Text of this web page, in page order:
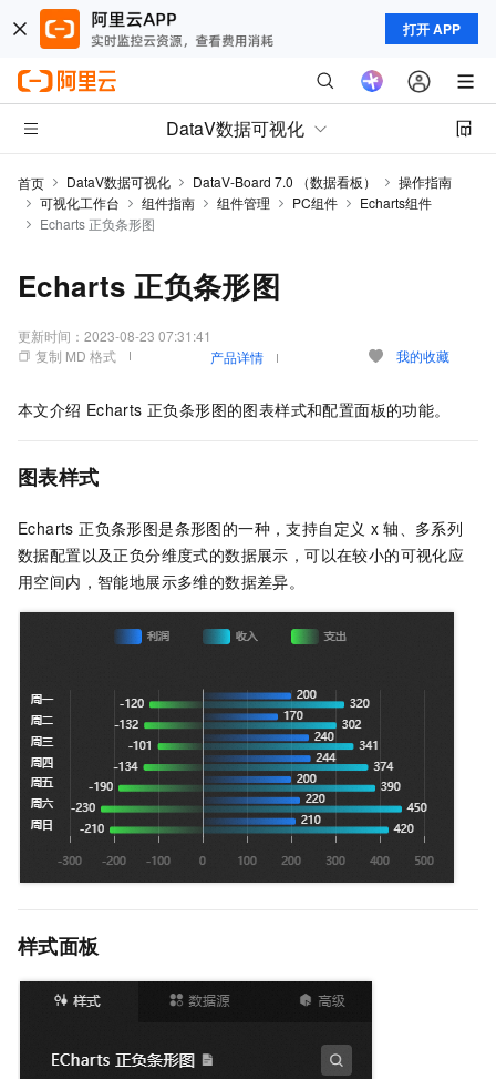
打开 APP
DataV数据可视化
首页 DataV数据可视化 DataV-Board 7.0 （数据看板）
操作指南
可视化工作台
组件指南 组件管理 PC组件
Echarts组件
Echarts 正负条形图
Echarts 正负条形图
更新时间： 2023-08-23 07:31:41
复制 MD 格式
产品详情 我的收藏
本文介绍 Echarts 正负条形图的图表样式和配置面板的功能。
图表样式
Echarts 正负条形图是条形图的一种，支持自定义 x 轴、多系列
数据配置以及正负分维度式的数据展示，可以在较小的可视化应
用空间内，智能地展示多维的数据差异。
样式面板